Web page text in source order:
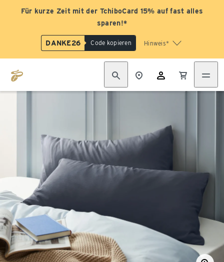
Für kurze Zeit mit der TchiboCard 15% auf fast alles
sparen!*
DANKE26 Code kopieren Hinweis*